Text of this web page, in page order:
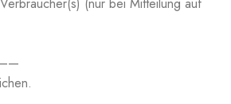
(nur bei Mitteilung auf